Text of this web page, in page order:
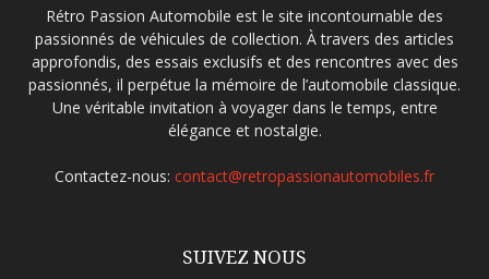
Rétro Passion Automobile est le site incontournable des
passionnés de véhicules de collection. À travers des articles
approfondis, des essais exclusifs et des rencontres avec des
passionnés, il perpétue la mémoire de l’automobile classique.
Une véritable invitation à voyager dans le temps, entre
élégance et nostalgie.
Contactez-nous: contact@retropassionautomobiles.fr
SUIVEZ NOUS